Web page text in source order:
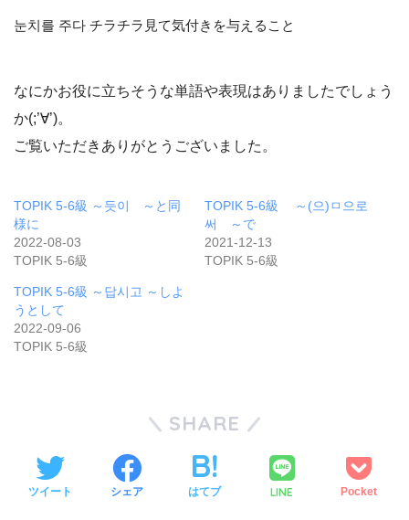
눈치를 주다 チラチラ見て気付きを与えること
なにかお役に立ちそうな単語や表現はありましたでしょう
か(;’∀’)。
ご覧いただきありがとうございました。
TOPIK 5-6級 ～듯이 ～と同
様に
2022-08-03
TOPIK 5-6級
TOPIK 5-6級 ～(으)ㅁ으로
써 ～で
2021-12-13
TOPIK 5-6級
TOPIK 5-6級 ～답시고 ～しよ
うとして
2022-09-06
TOPIK 5-6級
SHARE
ツイート シェア はてブ LINE Pocket